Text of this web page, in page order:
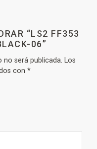
“LS2 FF353
06”
será publicada. Los
con *